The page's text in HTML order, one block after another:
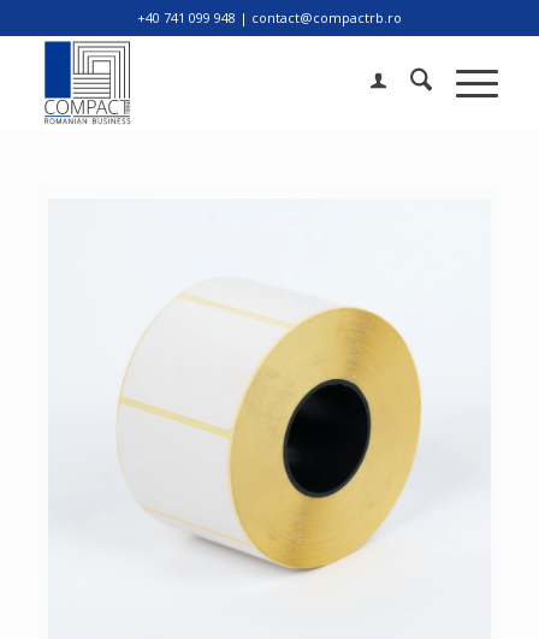
+40 741 099 948 | contact@compactrb.ro